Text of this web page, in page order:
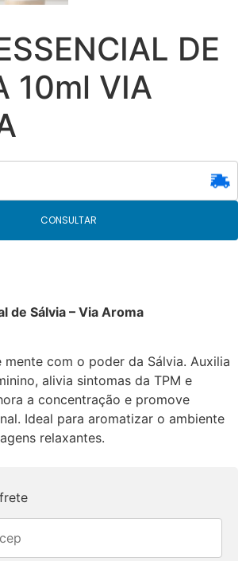
DE
10ml VIA
CONSULTAR
de Sálvia – Via Aroma
com o poder da Sálvia. Auxilia
alivia sintomas da TPM e
a concentração e promove
Ideal para aromatizar o ambiente
relaxantes.